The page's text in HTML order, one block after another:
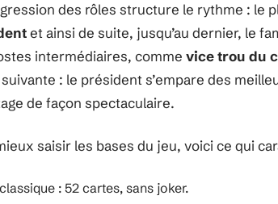
des rôles structure le rythme : le
et ainsi de suite, jusqu’au dernier, le
intermédiaires, comme vice trou du
: le président s’empare des
de façon spectaculaire.
saisir les bases du jeu, voici ce qui
: 52 cartes, sans joker.